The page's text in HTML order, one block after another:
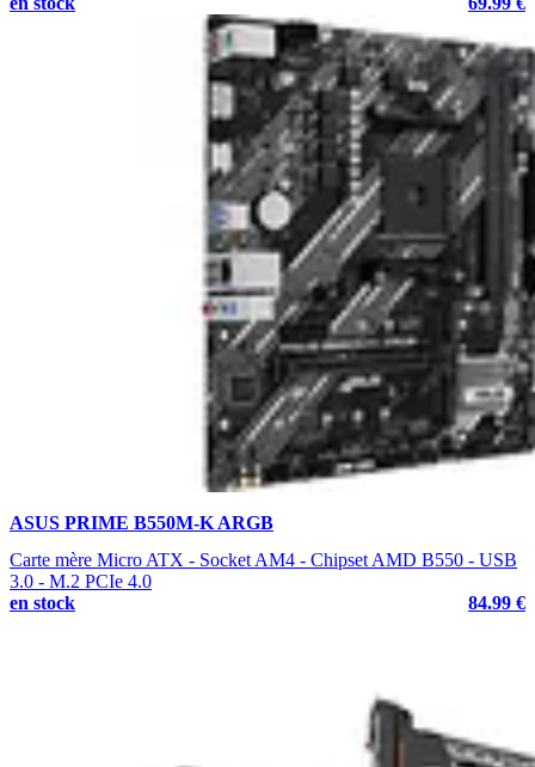
ASUS PRIME B550M-K ARGB
Carte mère Micro ATX - Socket AM4 - Chipset AMD B550 - USB
3.0 - M.2 PCIe 4.0
en stock
84.99 €